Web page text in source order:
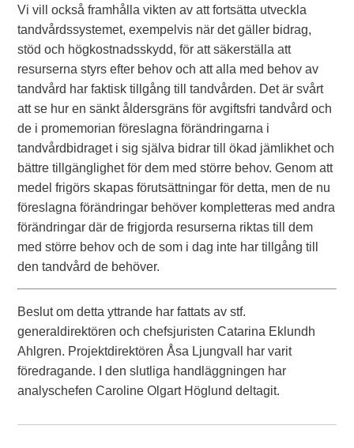
Vi vill också framhålla vikten av att fortsätta utveckla
tandvårdssystemet, exempelvis när det gäller bidrag,
stöd och högkostnadsskydd, för att säkerställa att
resurserna styrs efter behov och att alla med behov av
tandvård har faktisk tillgång till tandvården. Det är svårt
att se hur en sänkt åldersgräns för avgiftsfri tandvård och
de i promemorian föreslagna förändringarna i
tandvårdbidraget i sig själva bidrar till ökad jämlikhet och
bättre tillgänglighet för dem med större behov. Genom att
medel frigörs skapas förutsättningar för detta, men de nu
föreslagna förändringar behöver kompletteras med andra
förändringar där de frigjorda resurserna riktas till dem
med större behov och de som i dag inte har tillgång till
den tandvård de behöver.
Beslut om detta yttrande har fattats av stf.
generaldirektören och chefsjuristen Catarina Eklundh
Ahlgren. Projektdirektören Åsa Ljungvall har varit
föredragande. I den slutliga handläggningen har
analyschefen Caroline Olgart Höglund deltagit.